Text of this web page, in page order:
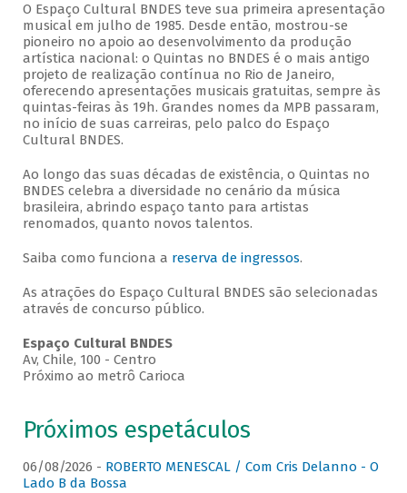
O Espaço Cultural BNDES teve sua primeira apresentação
musical em julho de 1985. Desde então, mostrou-se
pioneiro no apoio ao desenvolvimento da produção
artística nacional: o Quintas no BNDES é o mais antigo
projeto de realização contínua no Rio de Janeiro,
oferecendo apresentações musicais gratuitas, sempre às
quintas-feiras às 19h. Grandes nomes da MPB passaram,
no início de suas carreiras, pelo palco do Espaço
Cultural BNDES.
Ao longo das suas décadas de existência, o Quintas no
BNDES celebra a diversidade no cenário da música
brasileira, abrindo espaço tanto para artistas
renomados, quanto novos talentos.
Saiba como funciona a reserva de ingressos.
As atrações do Espaço Cultural BNDES são selecionadas
através de concurso público.
Espaço Cultural BNDES
Av, Chile, 100 - Centro
Próximo ao metrô Carioca
Próximos espetáculos
06/08/2026 - ROBERTO MENESCAL / Com Cris Delanno - O
Lado B da Bossa